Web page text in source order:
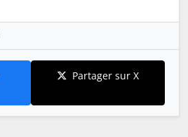
Partager sur X